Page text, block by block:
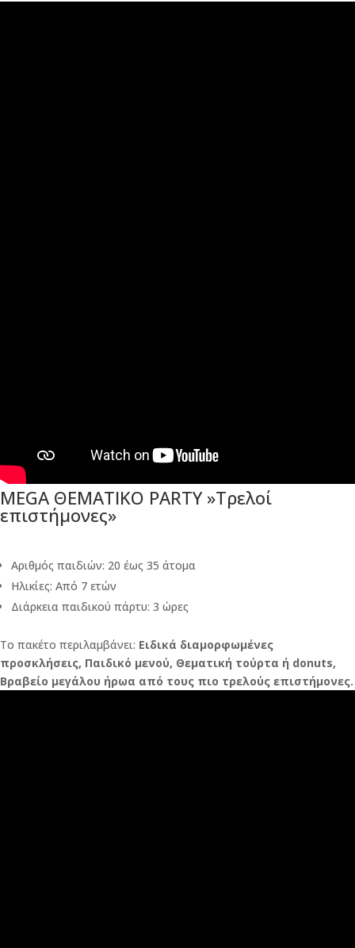
MEGA ΘΕΜΑΤΙΚΟ PARTY »Τρελοί
επιστήμονες»
Αριθμός παιδιών: 20 έως 35 άτομα
Ηλικίες: Από 7 ετών
Διάρκεια παιδικού πάρτυ: 3 ώρες
Το πακέτο περιλαμβάνει: Ειδικά διαμορφωμένες
προσκλήσεις, Παιδικό μενού, Θεματική τούρτα ή donuts,
Βραβείο μεγάλου ήρωα από τους πιο τρελούς επιστήμονες.